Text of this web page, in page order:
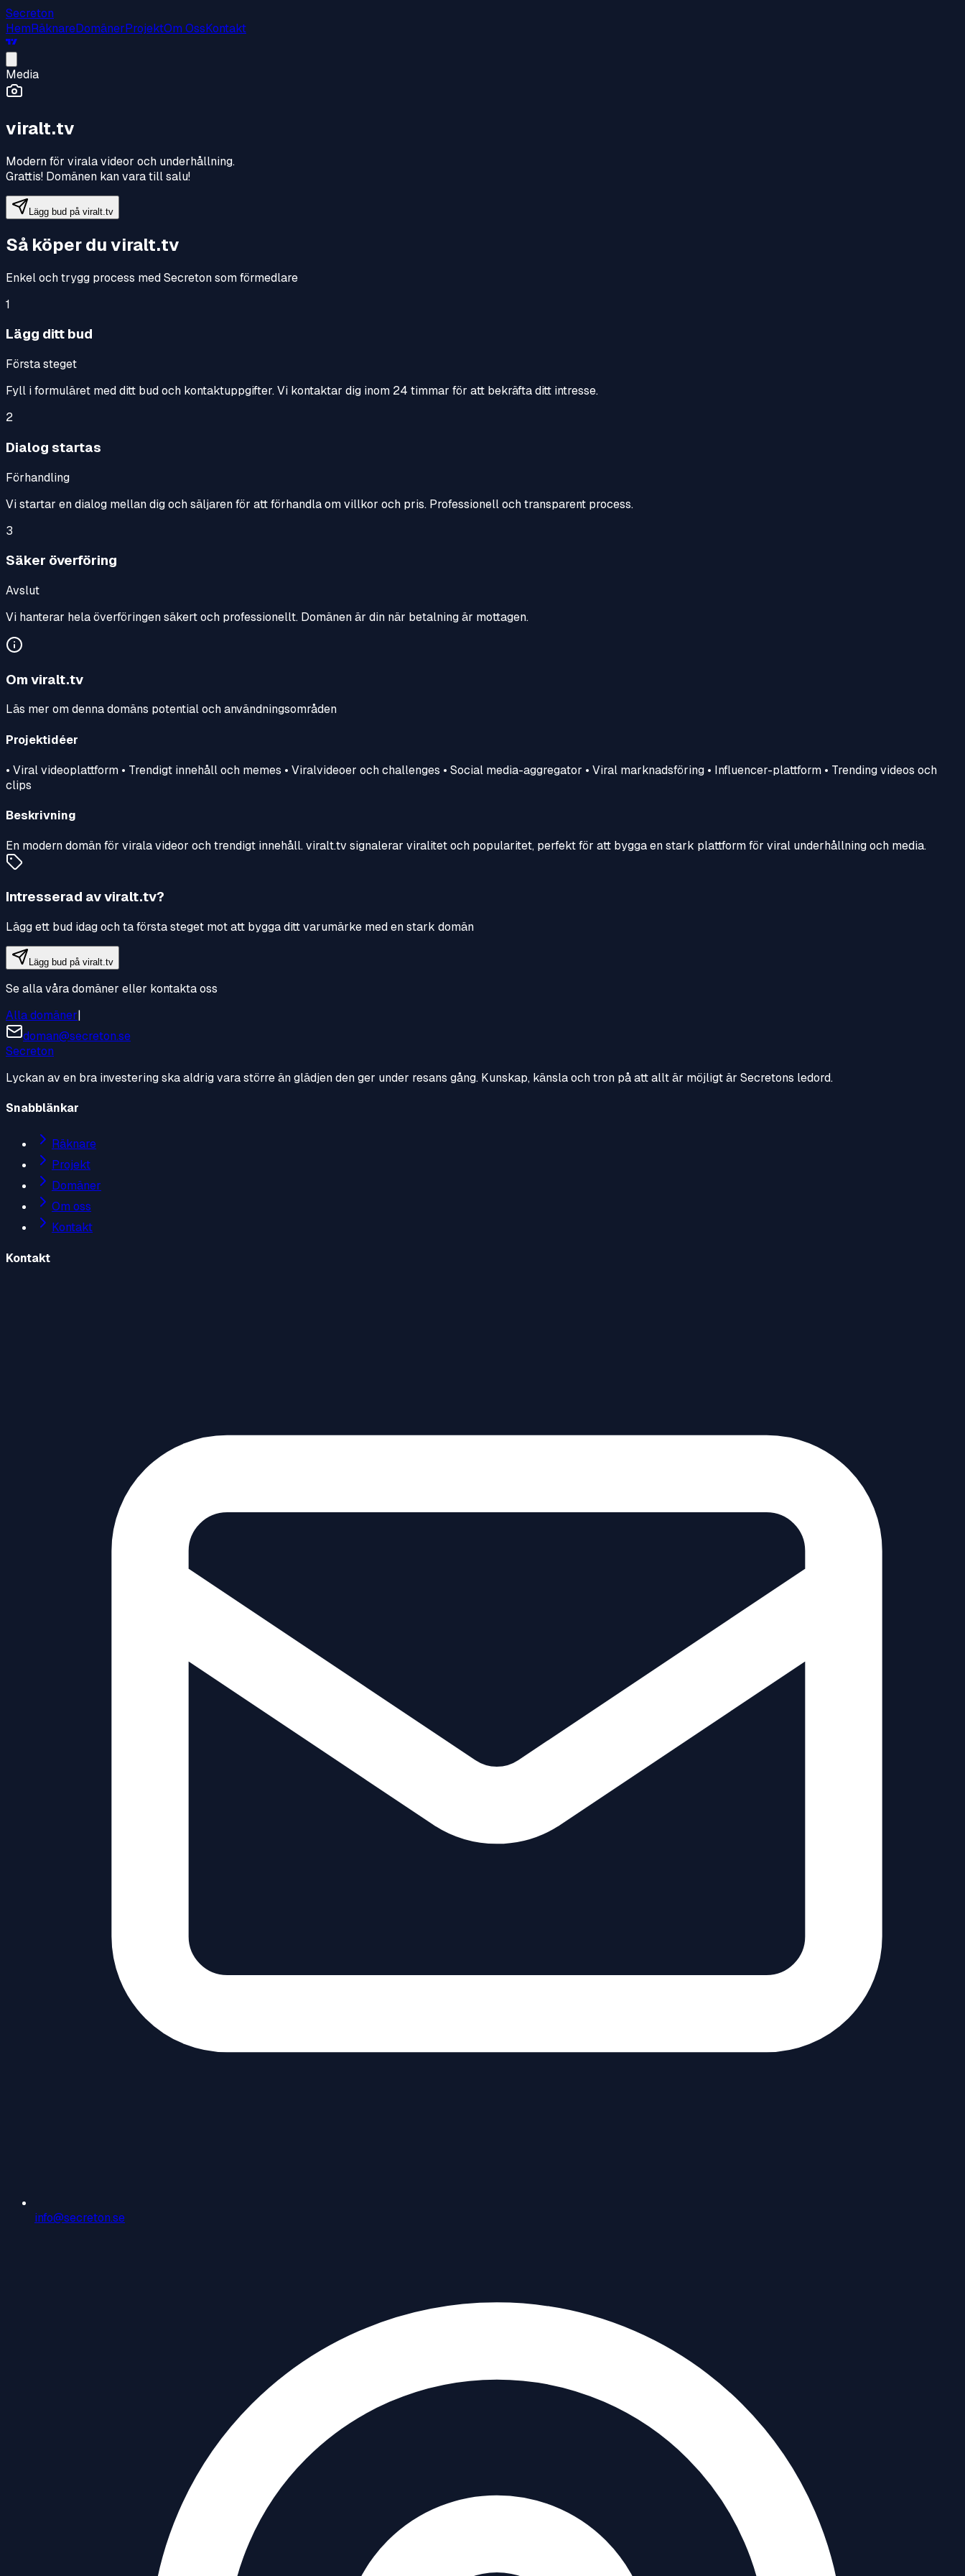
Secreton
HemRäknareDomänerProjektOm OssKontakt
Media
viralt.tv
Modern för virala videor och underhållning.
Grattis! Domänen kan vara till salu!
Lägg bud på viralt.tv
Så köper duviralt.tv
Enkel och trygg process med Secreton som förmedlare
1
Lägg ditt bud
Första steget
Fyll i formuläret med ditt bud och kontaktuppgifter. Vi kontaktar dig inom 24 timmar för att bekräfta ditt intresse.
2
Dialog startas
Förhandling
Vi startar en dialog mellan dig och säljaren för att förhandla om villkor och pris. Professionell och transparent process.
3
Säker överföring
Avslut
Vi hanterar hela överföringen säkert och professionellt. Domänen är din när betalning är mottagen.
Om viralt.tv
Läs mer om denna domäns potential och användningsområden
Projektidéer
• Viral videoplattform • Trendigt innehåll och memes • Viralvideoer och challenges • Social media-aggregator • Viral marknadsföring • Influencer-plattform • Trending videos och
clips
Beskrivning
En modern domän för virala videor och trendigt innehåll. viralt.tv signalerar viralitet och popularitet, perfekt för att bygga en stark plattform för viral underhållning och media.
Intresserad avviralt.tv?
Lägg ett bud idag och ta första steget mot att bygga ditt varumärke med en stark domän
Lägg bud på viralt.tv
Se alla våra domäner eller kontakta oss
Alla domäner|
doman@secreton.se
Secreton
Lyckan av en bra investering ska aldrig vara större än glädjen den ger under resans gång. Kunskap, känsla och tron på att allt är möjligt är Secretons ledord.
Snabblänkar
Räknare
Projekt
Domäner
Om oss
Kontakt
Kontakt
info@secreton.se